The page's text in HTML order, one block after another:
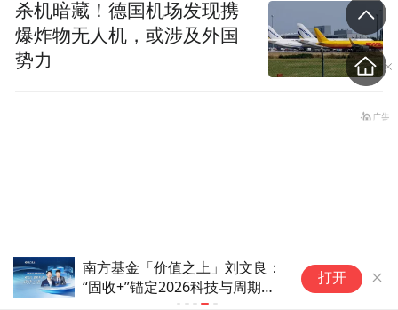
南方基金「价值之上」刘文良：
“固收+”锚定2026科技与周期双
打开
杀机暗藏！德国机场发现携
爆炸物无人机，或涉及外国
势力